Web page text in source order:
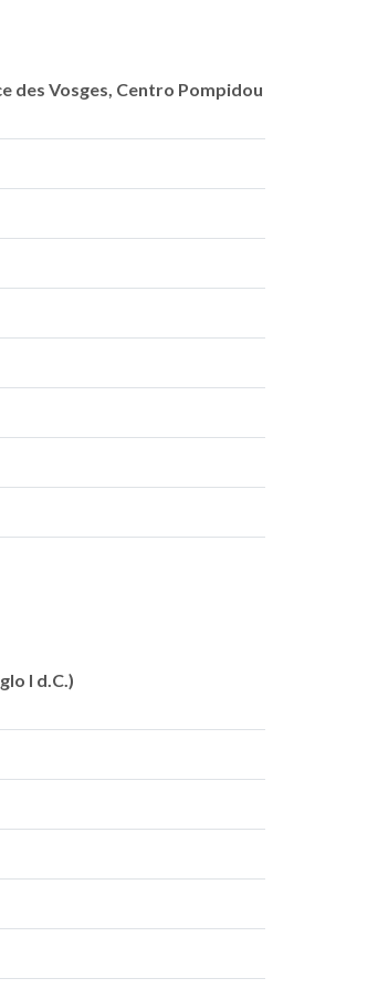
des Vosges, Centro Pompidou
I d.C.)